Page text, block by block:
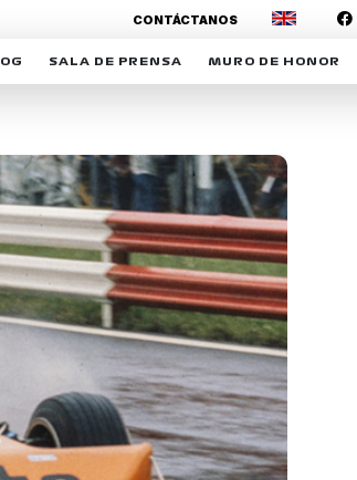
OPCIÓN
SALA DE PRENSA
ACREDITACIONES
MURO DE HONOR
CONTÁCTANOS